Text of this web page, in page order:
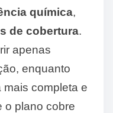
química,
de cobertura.
apenas
enquanto
completa e
o plano cobre